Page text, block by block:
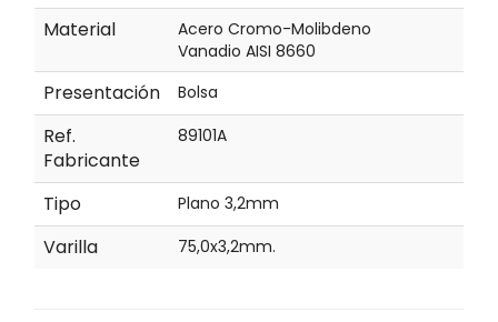
Material
Acero Cromo-Molibdeno
Vanadio AISI 8660
Presentación Bolsa
Ref.
Fabricante
89101A
Tipo Plano 3,2mm
Varilla 75,0x3,2mm.